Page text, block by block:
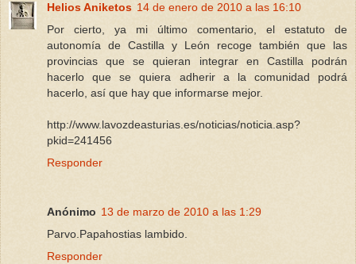
Helios Aniketos 14 de enero de 2010 a las 16:10
Por cierto, ya mi último comentario, el estatuto de
autonomía de Castilla y León recoge también que las
provincias que se quieran integrar en Castilla podrán
hacerlo que se quiera adherir a la comunidad podrá
hacerlo, así que hay que informarse mejor.
http://www.lavozdeasturias.es/noticias/noticia.asp?
pkid=241456
Responder
Anónimo 13 de marzo de 2010 a las 1:29
Parvo.Papahostias lambido.
Responder